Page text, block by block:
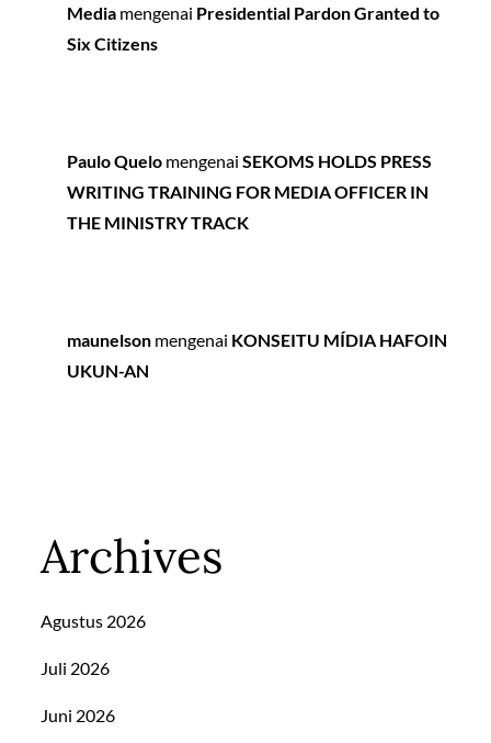
Media mengenai Presidential Pardon Granted to
Six Citizens
Paulo Quelo mengenaiSEKOMS HOLDS PRESS
WRITING TRAINING FOR MEDIA OFFICER IN
THE MINISTRY TRACK
maunelson mengenai KONSEITU MÍDIA HAFOIN
UKUN-AN
Archives
Agustus 2026
Juli 2026
Juni 2026